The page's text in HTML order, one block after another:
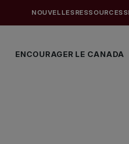
ENCOURAGER LE CANADA
NOUVELLES RESSOURCES